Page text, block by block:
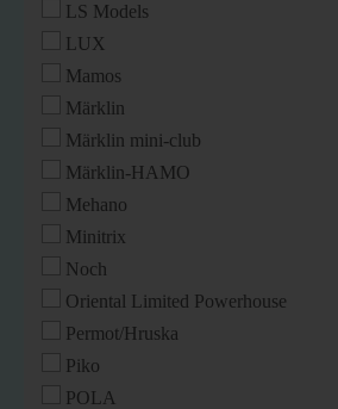
LS Models
LUX
Mamos
Märklin
Märklin mini-club
Märklin-HAMO
Mehano
Minitrix
Noch
Oriental Limited Powerhouse
Permot/Hruska
Piko
POLA